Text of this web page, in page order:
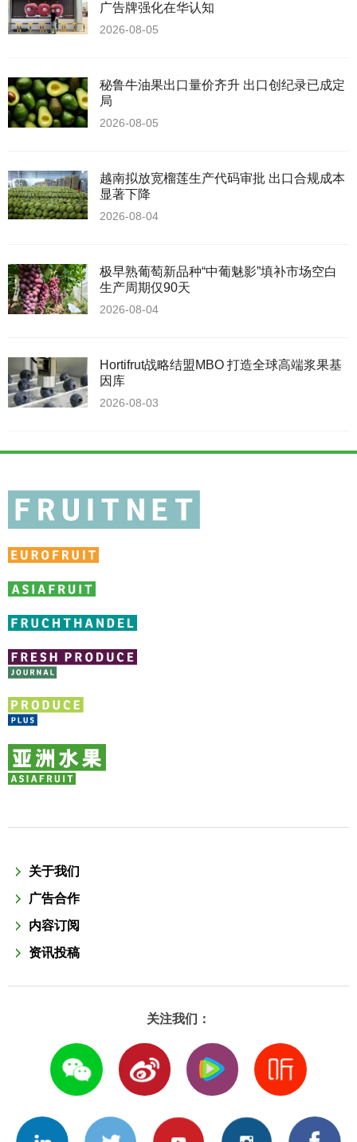
广告牌强化在华认知
2026-08-05
秘鲁牛油果出口量价齐升 出口创纪录已成定
局
2026-08-05
越南拟放宽榴莲生产代码审批 出口合规成本
显著下降
2026-08-04
极早熟葡萄新品种“中葡魅影”填补市场空白
生产周期仅90天
2026-08-04
Hortifrut战略结盟MBO 打造全球高端浆果基
因库
2026-08-03
关于我们
广告合作
内容订阅
资讯投稿
关注我们：